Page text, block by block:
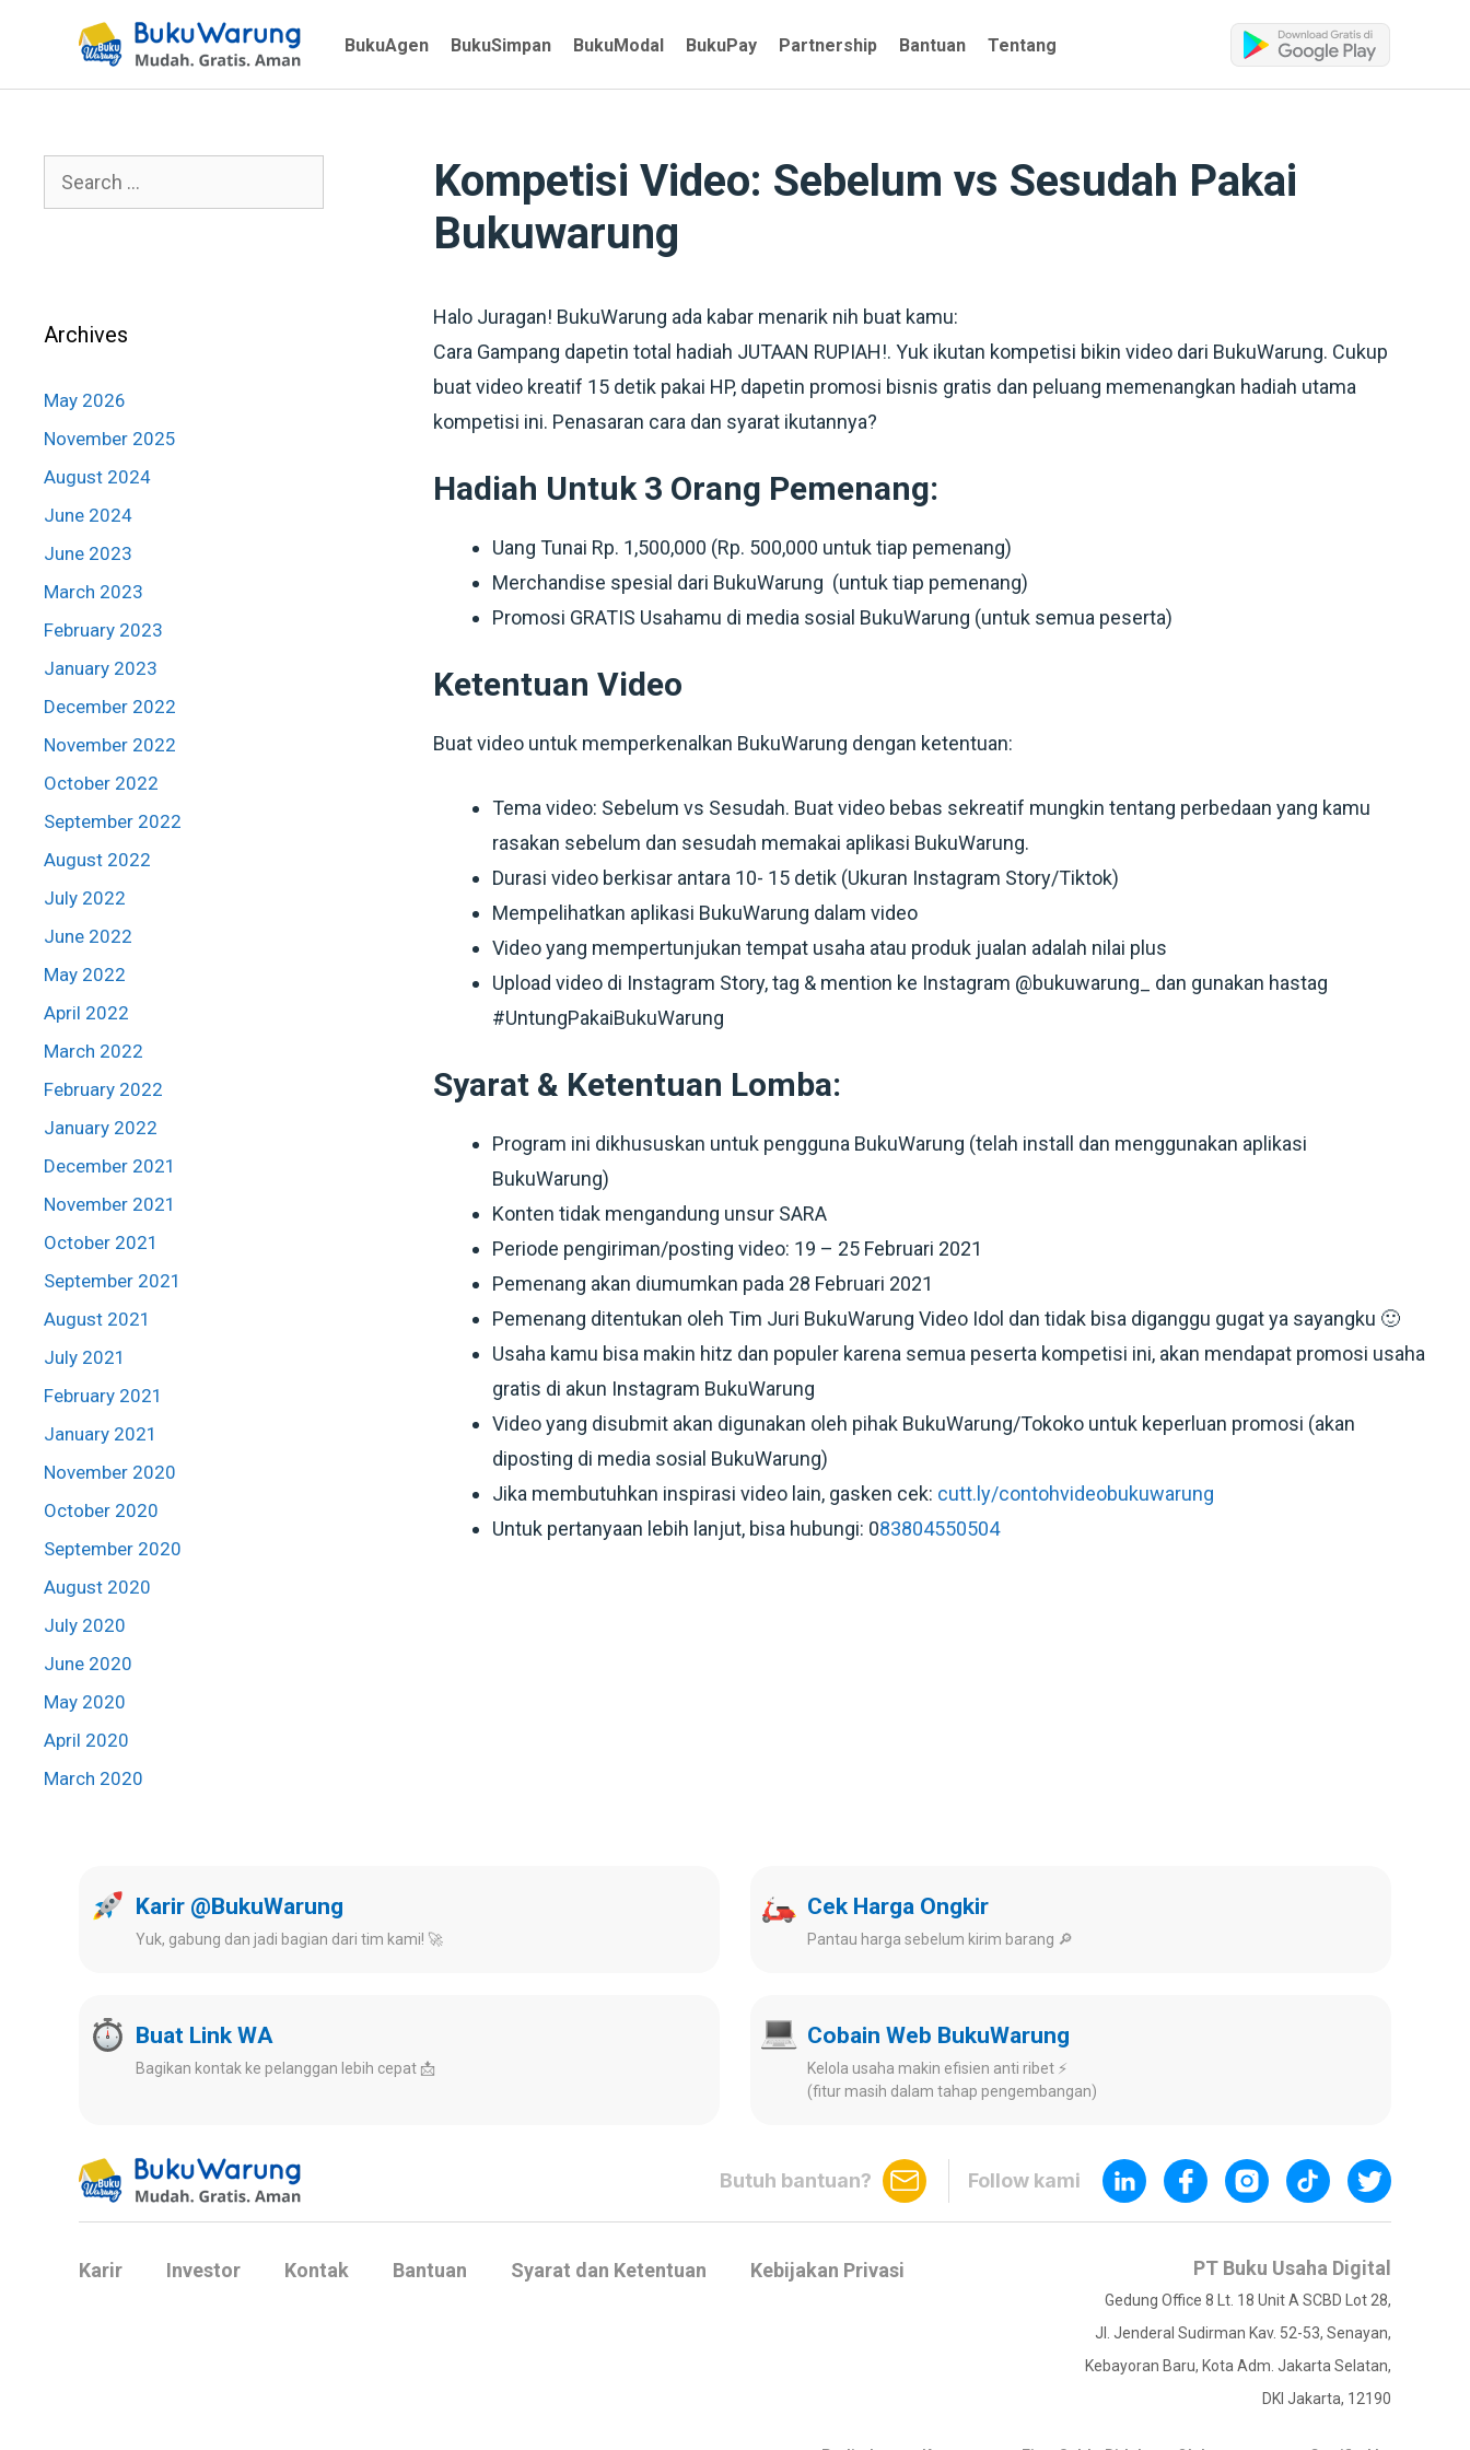
BukuAgen BukuSimpan BukuModal BukuPay Partnership Bantuan Tentang
Kompetisi Video: Sebelum vs Sesudah Pakai
Bukuwarung
Halo Juragan! BukuWarung ada kabar menarik nih buat kamu:
Cara Gampang dapetin total hadiah JUTAAN RUPIAH!. Yuk ikutan kompetisi bikin video dari BukuWarung. Cukup
buat video kreatif 15 detik pakai HP, dapetin promosi bisnis gratis dan peluang memenangkan hadiah utama
kompetisi ini. Penasaran cara dan syarat ikutannya?
Hadiah Untuk 3 Orang Pemenang:
Uang Tunai Rp. 1,500,000 (Rp. 500,000 untuk tiap pemenang)
Merchandise spesial dari BukuWarung (untuk tiap pemenang)
Promosi GRATIS Usahamu di media sosial BukuWarung (untuk semua peserta)
Ketentuan Video
Buat video untuk memperkenalkan BukuWarung dengan ketentuan:
Tema video: Sebelum vs Sesudah. Buat video bebas sekreatif mungkin tentang perbedaan yang kamu
rasakan sebelum dan sesudah memakai aplikasi BukuWarung.
Durasi video berkisar antara 10- 15 detik (Ukuran Instagram Story/Tiktok)
Mempelihatkan aplikasi BukuWarung dalam video
Video yang mempertunjukan tempat usaha atau produk jualan adalah nilai plus
Upload video di Instagram Story, tag & mention ke Instagram @bukuwarung_ dan gunakan hastag
#UntungPakaiBukuWarung
Syarat & Ketentuan Lomba:
Program ini dikhususkan untuk pengguna BukuWarung (telah install dan menggunakan aplikasi
BukuWarung)
Konten tidak mengandung unsur SARA
Periode pengiriman/posting video: 19 – 25 Februari 2021
Pemenang akan diumumkan pada 28 Februari 2021
Pemenang ditentukan oleh Tim Juri BukuWarung Video Idol dan tidak bisa diganggu gugat ya sayangku 🙂
Usaha kamu bisa makin hitz dan populer karena semua peserta kompetisi ini, akan mendapat promosi usaha
gratis di akun Instagram BukuWarung
Video yang disubmit akan digunakan oleh pihak BukuWarung/Tokoko untuk keperluan promosi (akan
diposting di media sosial BukuWarung)
Jika membutuhkan inspirasi video lain, gasken cek: cutt.ly/contohvideobukuwarung
Untuk pertanyaan lebih lanjut, bisa hubungi: 083804550504
Archives
May 2026
November 2025
August 2024
June 2024
June 2023
March 2023
February 2023
January 2023
December 2022
November 2022
October 2022
September 2022
August 2022
July 2022
June 2022
May 2022
April 2022
March 2022
February 2022
January 2022
December 2021
November 2021
October 2021
September 2021
August 2021
July 2021
February 2021
January 2021
November 2020
October 2020
September 2020
August 2020
July 2020
June 2020
May 2020
April 2020
March 2020
Karir @BukuWarung
Yuk, gabung dan jadi bagian dari tim kami! 🚀
Cek Harga Ongkir
Pantau harga sebelum kirim barang 🔎
Buat Link WA
Bagikan kontak ke pelanggan lebih cepat 📩
Cobain Web BukuWarung
Kelola usaha makin efisien anti ribet ⚡️
(fitur masih dalam tahap pengembangan)
Butuh bantuan? Follow kami
Karir Investor Kontak Bantuan Syarat dan Ketentuan Kebijakan Privasi PT Buku Usaha Digital
Gedung Office 8 Lt. 18 Unit A SCBD Lot 28,
Jl. Jenderal Sudirman Kav. 52-53, Senayan,
Kebayoran Baru, Kota Adm. Jakarta Selatan,
DKI Jakarta, 12190